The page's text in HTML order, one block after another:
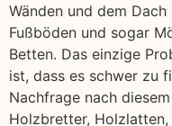
Wänden und dem
Fußböden und sogar
Betten. Das einzige
ist, dass es schwer zu
Nachfrage nach
Holzbretter,